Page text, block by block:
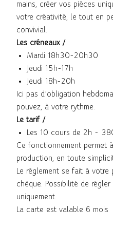
mains, créer vos pièces
votre créativité, le tout en
convivial.
Les créneaux /
Mardi 18h30-20h30
Jeudi 15h-17h
Jeudi 18h-20h
Ici pas d’obligation
pouvez, à votre rythme.
Le tarif /
Les 10 cours de 2h -
Ce fonctionnement permet
production, en toute
Le règlement se fait à votre
chèque. Possibilité de
uniquement.
La carte est valable 6 mois